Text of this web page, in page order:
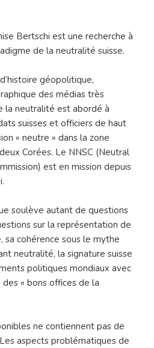
Bertschi est une recherche à
de la neutralité suisse.
géopolitique,
des médias très
la neutralité est abordé à
suisses et officiers de haut
« neutre » dans la zone
Corées. Le NNSC (Neutral
est en mission depuis
soulève autant de questions
sur la représentation de
sa cohérence sous le mythe
neutralité, la signature suisse
politiques mondiaux avec
« bons offices de la
ne contiennent pas de
aspects problématiques de